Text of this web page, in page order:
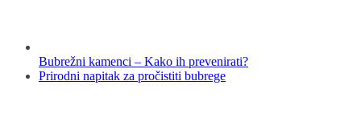
Bubrežni kamenci – Kako ih prevenirati?
Prirodni napitak za pročistiti bubrege